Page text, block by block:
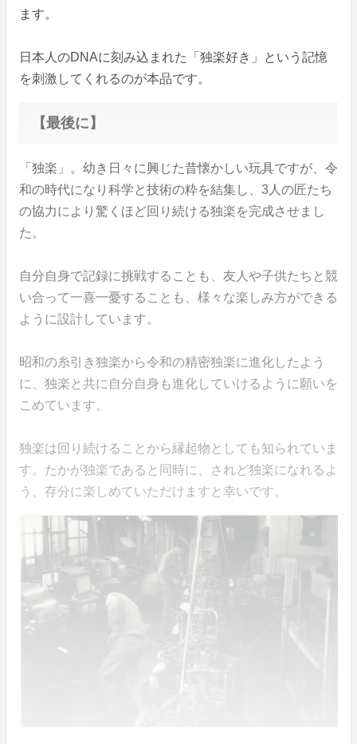
ます。
日本人のDNAに刻み込まれた「独楽好き」という記憶
を刺激してくれるのが本品です。
【最後に】
「独楽」。幼き日々に興じた昔懐かしい玩具ですが、令
和の時代になり科学と技術の粋を結集し、3人の匠たち
の協力により驚くほど回り続ける独楽を完成させまし
た。
自分自身で記録に挑戦することも、友人や子供たちと競
い合って一喜一憂することも、様々な楽しみ方ができる
ように設計しています。
昭和の糸引き独楽から令和の精密独楽に進化したよう
に、独楽と共に自分自身も進化していけるように願いを
こめています。
独楽は回り続けることから縁起物としても知られていま
す。たかが独楽であると同時に、されど独楽になれるよ
う、存分に楽しめていただけますと幸いです。